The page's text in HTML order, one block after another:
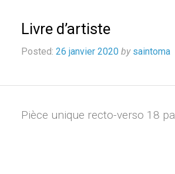
Livre d’artiste
Posted: 26 janvier 2020 by saintoma
Pièce unique recto-verso 18